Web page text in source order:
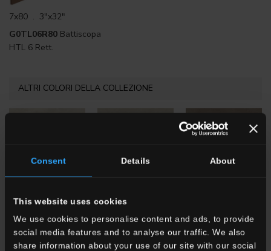
Consent Details About
This website uses cookies
We use cookies to personalise content and ads, to provide
social media features and to analyse our traffic. We also
share information about your use of our site with our social
7x80 . 3"x32"
G0TL06R80 Battiscopa
HTL 6 Rett.
ALTRI COLORI DELLA COLLEZIONE
HTL 10White HTL 11Beige